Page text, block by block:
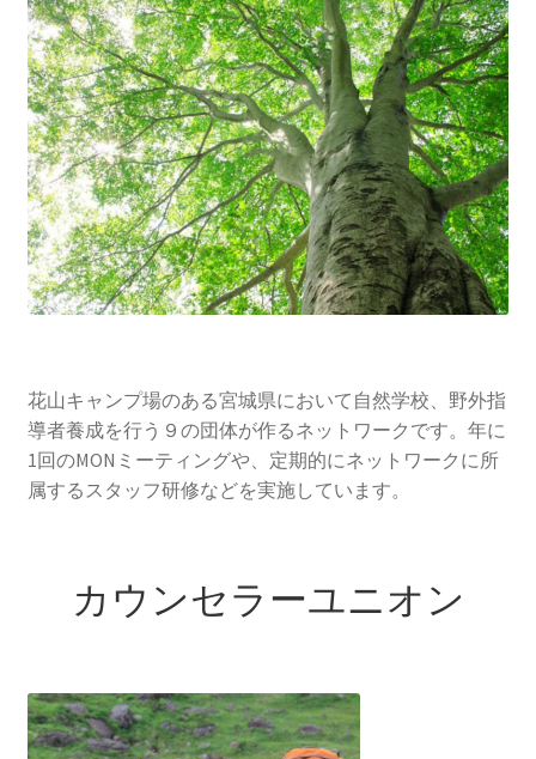
花山キャンプ場のある宮城県において自然学校、野外指
導者養成を行う９の団体が作るネットワークです。年に
1回のMONミーティングや、定期的にネットワークに所
属するスタッフ研修などを実施しています。
カウンセラーユニオン